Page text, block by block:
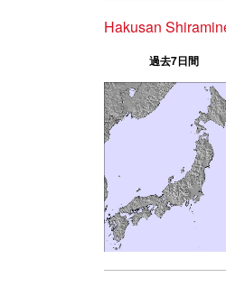
Hakusan
過去7日間